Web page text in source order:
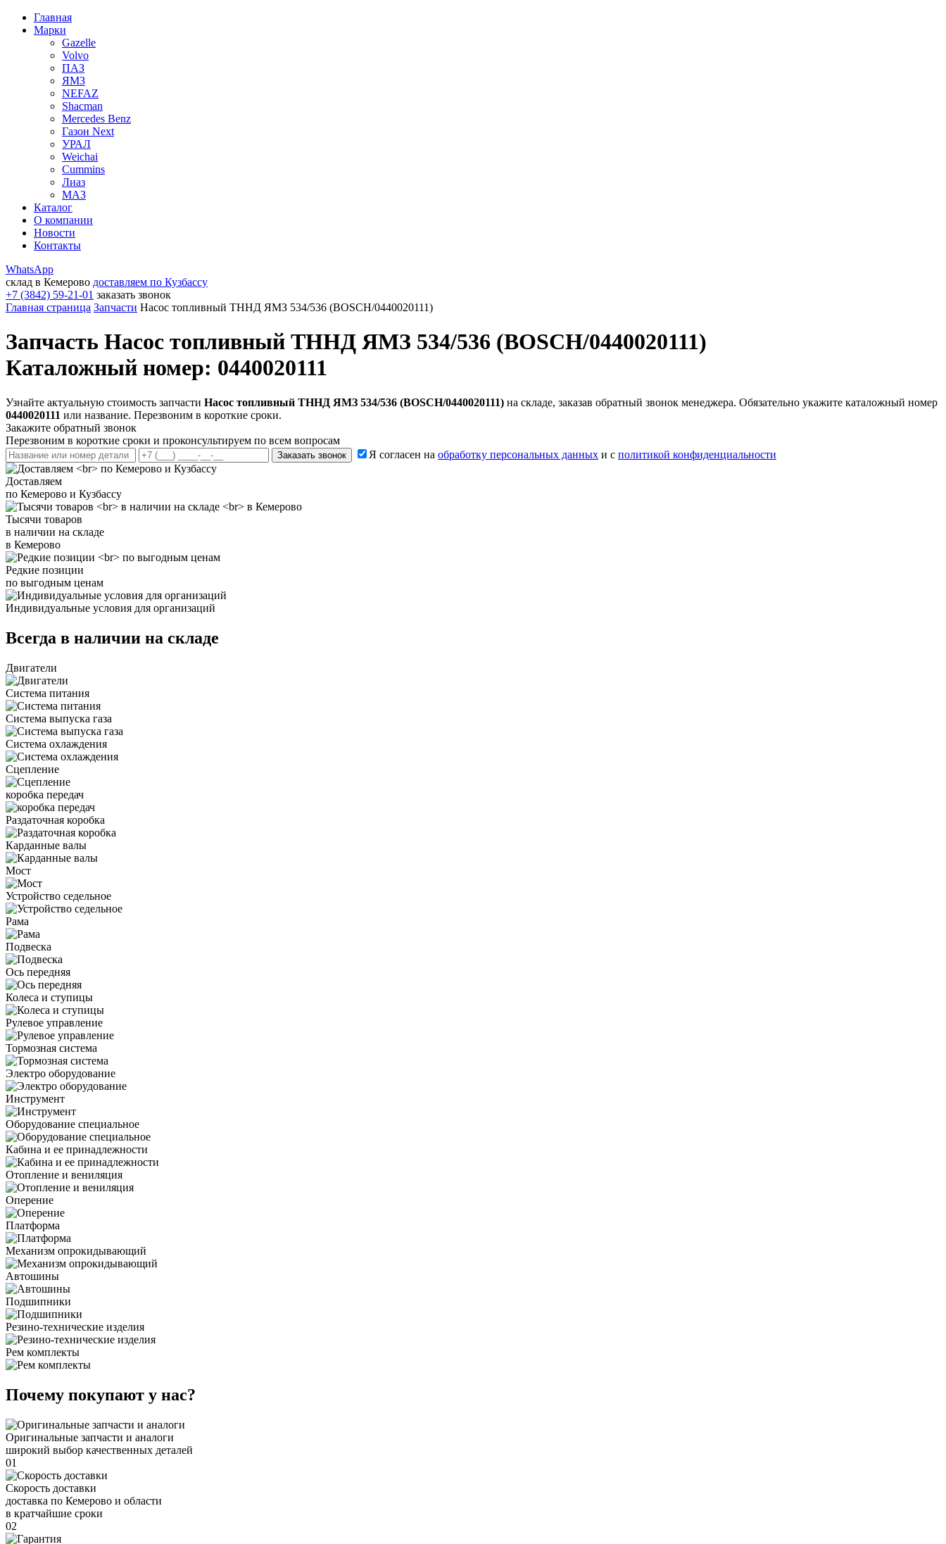
Главная
Марки
Gazelle
Volvo
ПАЗ
ЯМЗ
NEFAZ
Shacman
Mercedes Benz
Газон Next
УРАЛ
Weichai
Cummins
Лиаз
МАЗ
Каталог
О компании
Новости
Контакты
WhatsApp
склад в Кемерово доставляем по Кузбассу
+7 (3842) 59-21-01 заказать звонок
Главная страница Запчасти Насос топливный ТННД ЯМЗ 534/536 (BOSCH/0440020111)
Запчасть Насос топливный ТННД ЯМЗ 534/536 (BOSCH/0440020111)
Каталожный номер: 0440020111
Узнайте актуальную стоимость запчасти Насос топливный ТННД ЯМЗ 534/536 (BOSCH/0440020111) на складе, заказав обратный звонок менеджера. Обязательно укажите каталожный номер
0440020111 или название. Перезвоним в короткие сроки.
Закажите обратный звонок
Перезвоним в короткие сроки и проконсультируем по всем вопросам
Заказать звонок Я согласен на обработку персональных данных и с политикой конфиденциальности
Доставляем
по Кемерово и Кузбассу
Тысячи товаров
в наличии на складе
в Кемерово
Редкие позиции
по выгодным ценам
Индивидуальные условия для организаций
Всегда в наличии на складе
Двигатели
Система питания
Система выпуска газа
Система охлаждения
Сцепление
коробка передач
Раздаточная коробка
Карданные валы
Мост
Устройство седельное
Рама
Подвеска
Ось передняя
Колеса и ступицы
Рулевое управление
Тормозная система
Электро оборудование
Инструмент
Оборудование специальное
Кабина и ее принадлежности
Отопление и вениляция
Оперение
Платформа
Механизм опрокидывающий
Автошины
Подшипники
Резино-технические изделия
Рем комплекты
Почему покупают у нас?
Оригинальные запчасти и аналоги
широкий выбор качественных деталей
01
Скорость доставки
доставка по Кемерово и области
в кратчайшие сроки
02